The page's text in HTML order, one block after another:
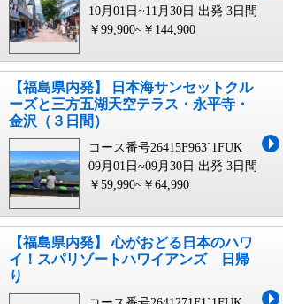
10月01日~11月30日 出発 3日間
￥99,900~￥144,900
【福島県内発】 日本海サンセットクル
ーズと三方五湖天空テラス・永平寺・
金沢（３日間）
コース番号26415F963`1FUK
09月01日~09月30日 出発 3日間
￥59,990~￥64,990
【福島県内発】 心がおどる日本のハワ
イ！スパリゾートハワイアンズ 日帰
り